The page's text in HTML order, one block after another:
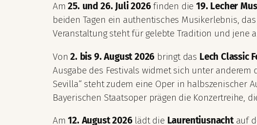
Am25. und 26. Juli 2026finden die19. Lecher
beiden Tagen ein authentisches Musikerlebnis,
Veranstaltung steht für gelebte Tradition und jene
Von2. bis 9. August 2026 bringt das Lech Classic
Ausgabe des Festivals widmet sich unter
Sevilla“ steht zudem eine Oper in halbszenischer
Bayerischen Staatsoper prägen die Konzertreihe,
Am12. August 2026 lädt die Laurentiusnachtauf